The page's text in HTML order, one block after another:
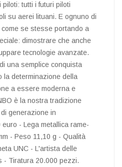
tutti i futuri piloti
su aerei lituani. E ognuno di
se stesse portando a
dimostrare che anche
tecnologie avanzate.
una semplice conquista
la determinazione della
a essere moderna e
è la nostra tradizione
generazione in
- Lega metallica rame-
- Peso 11,10 g - Qualità
UNC - L'artista delle
- Tiratura 20.000 pezzi.